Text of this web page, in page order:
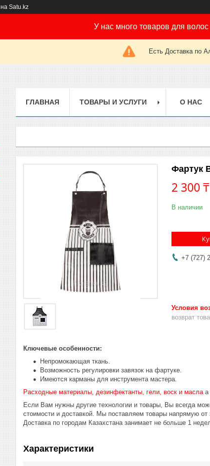
на Satu.kz
У нас много товаров для волос
Есть Доставка по
ГЛАВНАЯ ТОВАРЫ И УСЛУГИ О НАС
Фартук
2 300 ₸
В наличии
+7 (727)
возврат
Ключевые особенности:
Непромокающая ткань.
Возможность регулировки завязок на фартуке.
Имеются карманы для инструмента мастера.
Расходные материалы дезинфектанты, гели, воск и масла а
Если Вам нужны другие технологии и товары, Вы всегда
стоимости и доставкой. Мы поставляем товары напрямую
Доставка по городам Казахстана занимает не больше 1
Характеристики